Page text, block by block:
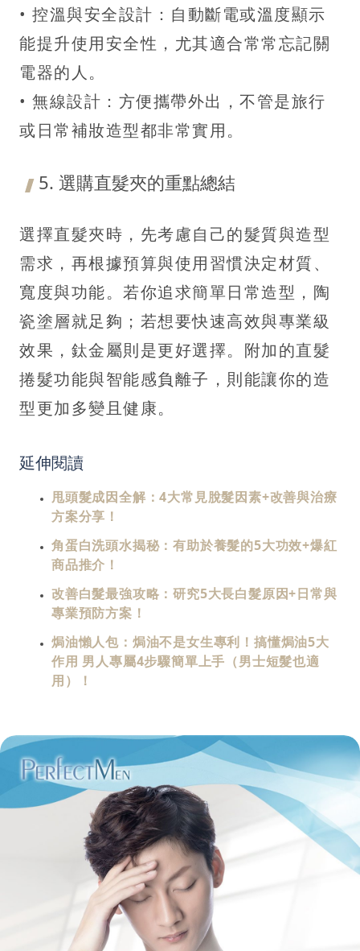
• 控溫與安全設計：自動斷電或溫度顯示
能提升使用安全性，尤其適合常常忘記關
電器的人。
• 無線設計：方便攜帶外出，不管是旅行
或日常補妝造型都非常實用。
5. 選購直髮夾的重點總結
選擇直髮夾時，先考慮自己的髮質與造型
需求，再根據預算與使用習慣決定材質、
寬度與功能。若你追求簡單日常造型，陶
瓷塗層就足夠；若想要快速高效與專業級
效果，鈦金屬則是更好選擇。附加的直髮
捲髮功能與智能感負離子，則能讓你的造
型更加多變且健康。
延伸閱讀
甩頭髮成因全解：4大常見脫髮因素+改善與治療
方案分享！
角蛋白洗頭水揭秘：有助於養髮的5大功效+爆紅
商品推介！
改善白髮最強攻略：研究5大長白髮原因+日常與
專業預防方案！
焗油懶人包：焗油不是女生專利！搞懂焗油5大
作用 男人專屬4步驟簡單上手（男士短髮也適
用）！